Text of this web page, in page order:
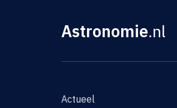
Astronomie.nl
Actueel